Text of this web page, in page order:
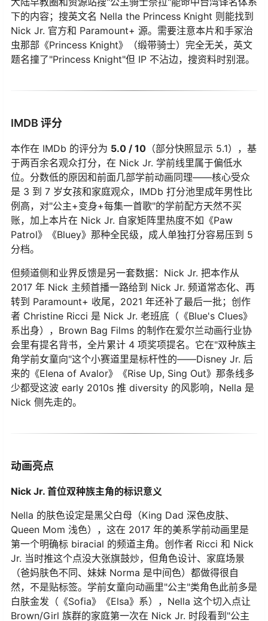
下的内容；搜英文名 Nella the Princess Knight 则能找到
Nick Jr. 官方和 Paramount+ 源。需要注意本片和手冢治
虫那部《Princess Knight》（缎带骑士）完全无关，英文
题名撞了"Princess Knight"但 IP 不沾边，搜资料时别混。
IMDB 评分
本作在 IMDb 的评分为 5.0 / 10 （部分快照显示 5.1），基
于两百余名观众打分，在 Nick Jr. 学前线里属于偏低水
位。分数低的原因和前面几部学前动画同理——核心受众
是 3 到 7 岁女孩和家庭观众，IMDb 打分池里成年男性比
例高，对"公主+变身+每集一首歌"的学前配方天然不买
账，加上本片在 Nick Jr. 自家矩阵里热度不如《Paw
Patrol》《Bluey》那种全民级，成人单独打分容易压到 5
分档。
但频道侧和业界反馈是另一套数据：Nick Jr. 把本作从
2017 年 Nick 主频首播一路给到 Nick Jr. 频道常态化、再
转到 Paramount+ 收尾，2021 年还补了最后一批；创作
者 Christine Ricci 是 Nick Jr. 老班底（《Blue's Clues》
系出身），Brown Bag Films 的制作在爱尔兰动画行业协
会里有提名背书，全片累计 4 项奖项提名。它在"双种族主
角学前女童向"这个小赛道里是标杆性的——Disney Jr. 后
来的《Elena of Avalor》《Rise Up, Sing Out》那条线多
少都受这波 early 2010s 推 diversity 的风影响，Nella 是
Nick 侧先走的。
动画亮点
Nick Jr. 首位双种族主角的标识意义
Nella 的肤色设定是黑父白母（King Dad 深色皮肤、
Queen Mom 浅色），这在 2017 年的美系学前动画里是
第一个明确标 biracial 的频道主角。创作者 Ricci 和 Nick
Jr. 当时推这个点没大张旗鼓炒，但角色设计、家庭场景
（爸妈肤色不同、妹妹 Norma 是中间色）都做得很自
然，不是贴标签。学前女童向动画里"公主"类角色此前多是
白肤金发（《Sofia》《Elsa》系），Nella 这个切入点让
Brown/Girl 族群的家庭第一次在 Nick Jr. 时段看到"公主